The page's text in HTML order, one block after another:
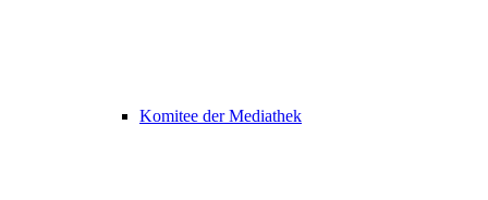
Komitee der Mediathek